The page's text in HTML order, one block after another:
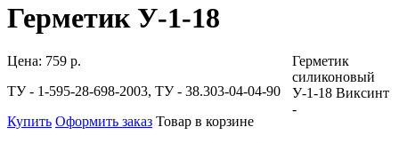
Герметик У-1-18
Цена: 759 р.
ТУ - 1-595-28-698-2003, ТУ - 38.303-04-04-90
Купить Оформить заказ Товар в корзине
Герметик
силиконовый
У-1-18 Виксинт
-